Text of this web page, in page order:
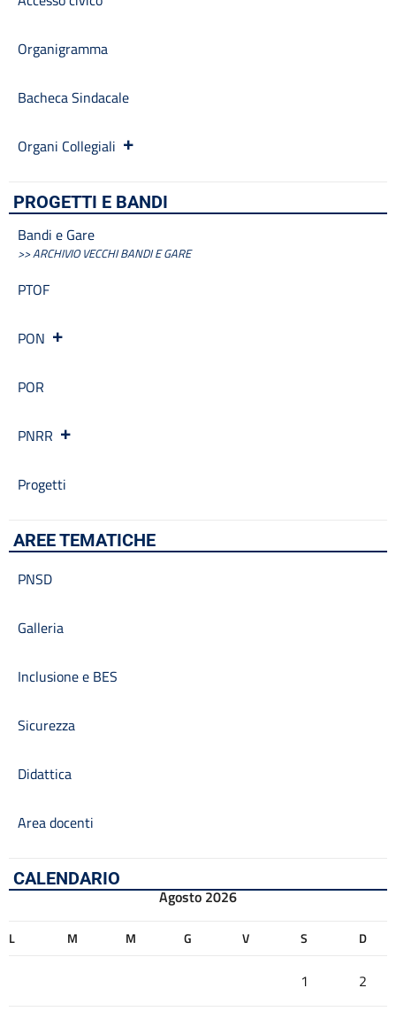
Organigramma
Bacheca Sindacale
Organi Collegiali
PROGETTI E BANDI
Bandi e Gare
>> ARCHIVIO VECCHI BANDI E GARE
PTOF
PON
POR
PNRR
Progetti
AREE TEMATICHE
PNSD
Galleria
Inclusione e BES
Sicurezza
Didattica
Area docenti
CALENDARIO
Agosto 2026
L M M G V S D
1 2